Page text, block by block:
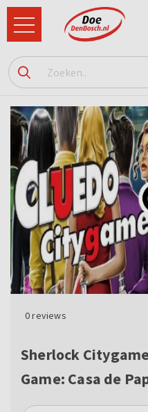
0reviews
Sherlock
Game: Casa de